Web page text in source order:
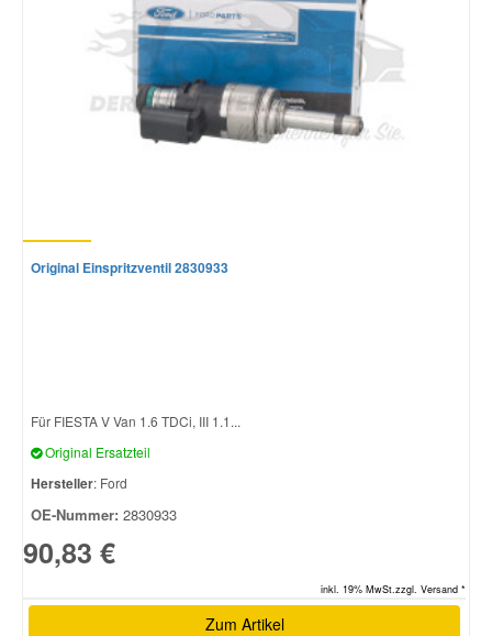
Original Einspritzventil 2830933
Für FIESTA V Van 1.6 TDCi, III 1.1...
Original Ersatzteil
Hersteller: Ford
OE-Nummer: 2830933
90,83 €
inkl. 19% MwSt.zzgl. Versand *
Zum Artikel